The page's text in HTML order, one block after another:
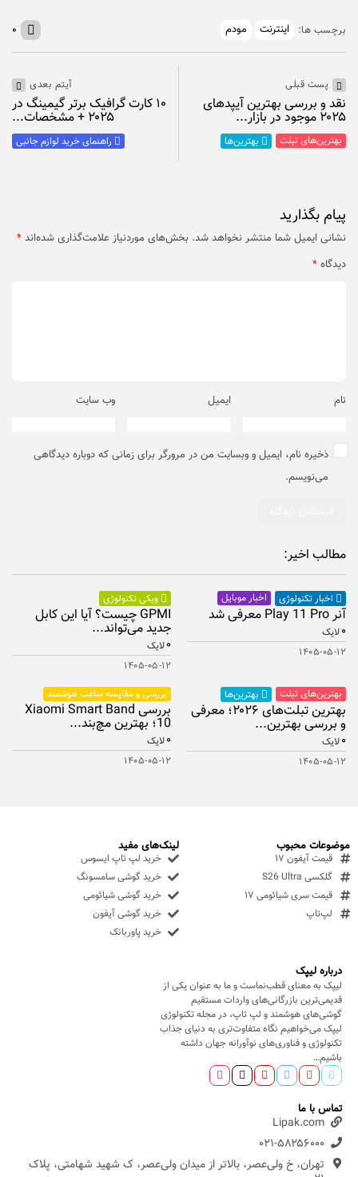
برچسب ها: اینترنت مودم ۰
پست قبلی
نقد و بررسی بهترین آیپدهای
۲۰۲۵ موجود در بازار...
بهترین‌های تبلت بهترین‌ها
آیتم بعدی
۱۰ کارت گرافیک برتر گیمینگ در
۲۰۲۵ + مشخصات...
راهنمای خرید لوازم جانبی
پیام بگذارید
نشانی ایمیل شما منتشر نخواهد شد. بخش‌های موردنیاز علامت‌گذاری شده‌اند *
دیدگاه *
نام ایمیل وب‌ سایت
ذخیره نام، ایمیل و وبسایت من در مرورگر برای زمانی که دوباره دیدگاهی
می‌نویسم.
مطالب اخیر:
اخبار تکنولوژی اخبار موبایل
آنر Play 11 Pro معرفی شد
۰لایک
۱۴۰۵-۰۵-۱۲
ویکی تکنولوژی
GPMI چیست؟ آیا این کابل
جدید می‌تواند...
۰لایک
۱۴۰۵-۰۵-۱۲
بهترین‌های تبلت
بهترین‌ها
بهترین تبلت‌های ۲۰۲۶؛ معرفی
و بررسی بهترین...
۰لایک
۱۴۰۵-۰۵-۱۲
بررسی و مقایسه ساعت هوشمند
بررسی Xiaomi Smart Band
10؛ بهترین مچ‌بند...
۰لایک
۱۴۰۵-۰۵-۱۲
درباره لیپک
لیپک به معنای قطب‌نماست و ما به عنوان یکی از
قدیمی‌ترین بازرگانی‌های واردات مستقیم
گوشی‌های هوشمند و لپ تاپ، در مجله تکنولوژی
لیپک می‌خواهیم نگاه متفاوت‌تری به دنیای جذاب
تکنولوژی و فناوری‌های نوآورانه جهان داشته
باشیم…
تماس با ما
Lipak.com
۰۲۱-۵۸۲۵۶۰۰۰
تهران، خ ولی‌عصر، بالاتر از میدان ولی‌عصر، ک شهید شهامتی، پلاک
موضوعات محبوب
قیمت آیفون ۱۷
گلکسی S26 Ultra
قیمت سری شیائومی ۱۷
لپ‌تاپ
لینک‌های مفید
خرید لپ تاپ ایسوس
خرید گوشی سامسونگ
خرید گوشی شیائومی
خرید گوشی آیفون
خرید پاوربانک